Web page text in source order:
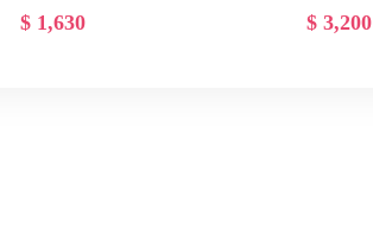
$ 1,630 $ 3,200